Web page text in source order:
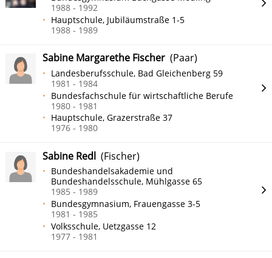
1988 - 1992
Hauptschule, Jubiläumstraße 1-5
1988 - 1989
Sabine Margarethe Fischer (Paar)
Landesberufsschule, Bad Gleichenberg 59
1981 - 1984
Bundesfachschule für wirtschaftliche Berufe
1980 - 1981
Hauptschule, Grazerstraße 37
1976 - 1980
Sabine Redl (Fischer)
Bundeshandelsakademie und
Bundeshandelsschule, Mühlgasse 65
1985 - 1989
Bundesgymnasium, Frauengasse 3-5
1981 - 1985
Volksschule, Uetzgasse 12
1977 - 1981